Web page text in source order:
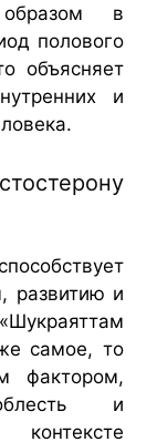
образом в
полового
объясняет
и
развитию и
самое, то
фактором,
и